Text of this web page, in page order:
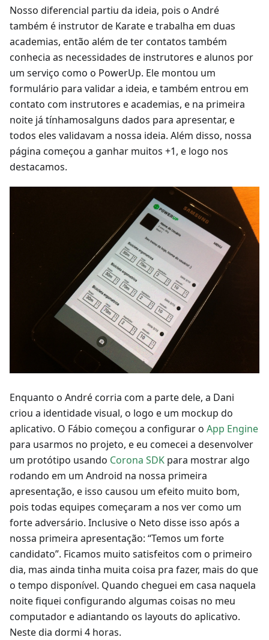
Nosso diferencial partiu da ideia, pois o André
também é instrutor de Karate e trabalha em duas
academias, então além de ter contatos também
conhecia as necessidades de instrutores e alunos por
um serviço como o PowerUp. Ele montou um
formulário para validar a ideia, e também entrou em
contato com instrutores e academias, e na primeira
noite já tínhamosalguns dados para apresentar, e
todos eles validavam a nossa ideia. Além disso, nossa
página começou a ganhar muitos +1, e logo nos
destacamos.
Enquanto o André corria com a parte dele, a Dani
criou a identidade visual, o logo e um mockup do
aplicativo. O Fábio começou a configurar o App Engine
para usarmos no projeto, e eu comecei a desenvolver
um protótipo usando Corona SDK para mostrar algo
rodando em um Android na nossa primeira
apresentação, e isso causou um efeito muito bom,
pois todas equipes começaram a nos ver como um
forte adversário. Inclusive o Neto disse isso após a
nossa primeira apresentação: “Temos um forte
candidato”. Ficamos muito satisfeitos com o primeiro
dia, mas ainda tinha muita coisa pra fazer, mais do que
o tempo disponível. Quando cheguei em casa naquela
noite fiquei configurando algumas coisas no meu
computador e adiantando os layouts do aplicativo.
Neste dia dormi 4 horas.